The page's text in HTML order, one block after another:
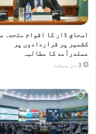
اسحاق ڈار کا اقوام متحدہ
کشمیر پر قراردادوں پر
عملدرآمد کا مطالبہ
3 دن پہلے